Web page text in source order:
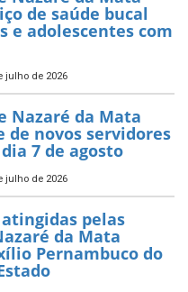
de saúde bucal
e adolescentes com
julho de 2026
Nazaré da Mata
de novos servidores
7 de agosto
julho de 2026
pelas
da Mata
Pernambuco do